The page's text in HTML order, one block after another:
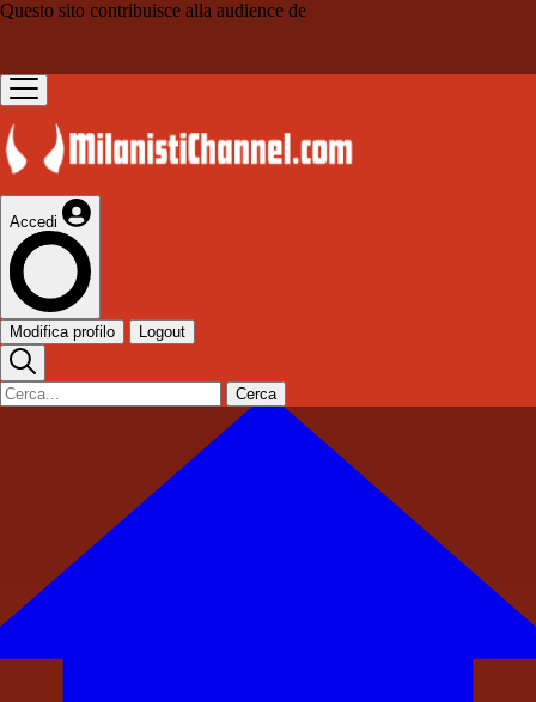
Questo sito contribuisce alla audience de
Accedi
Modifica profilo Logout
Cerca